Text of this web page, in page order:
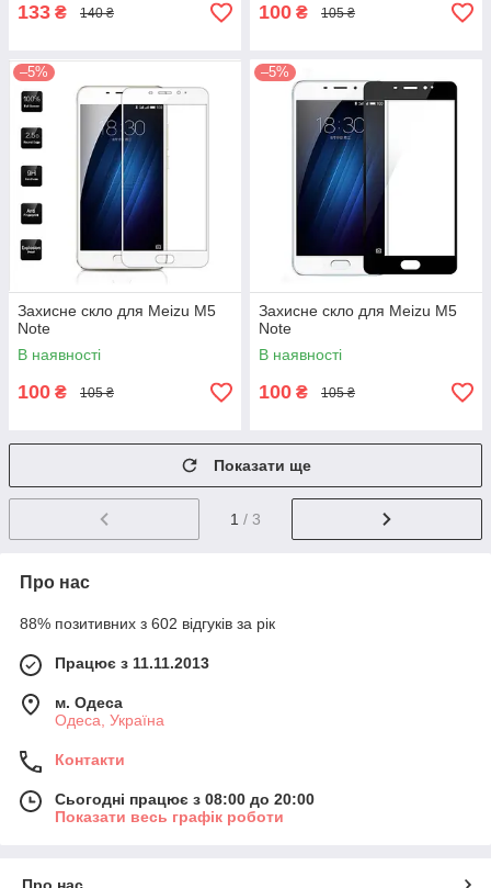
133 ₴ 140 ₴ 100 ₴ 105 ₴
–5%
Захисне скло для Meizu M5
Note
В наявності
100 ₴ 105 ₴
–5%
Захисне скло для Meizu M5
Note
В наявності
100 ₴ 105 ₴
Показати ще
1 / 3
Про нас
88% позитивних з 602 відгуків за рік
Працює з 11.11.2013
м. Одеса
Одеса, Україна
Контакти
Сьогодні працює з 08:00 до 20:00
Показати весь графік роботи